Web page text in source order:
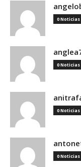
0 Noticias
0 Noticias
0 Noticias
0 Noticias